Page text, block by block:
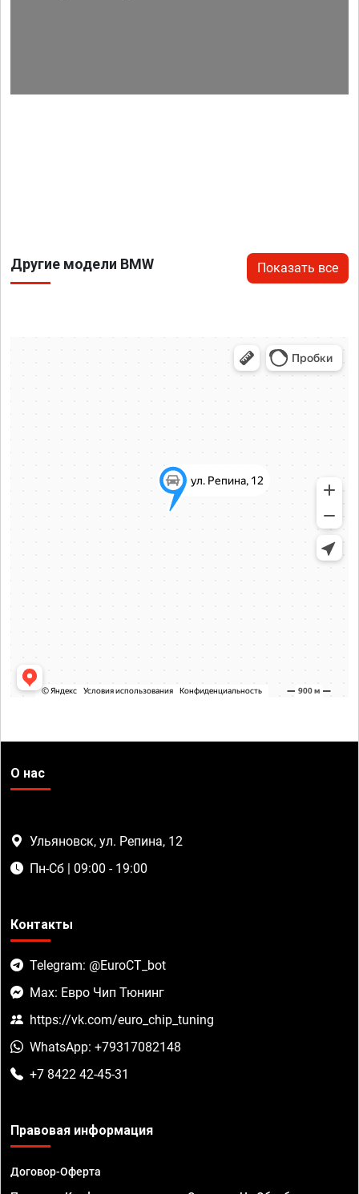
Другие модели BMW Показать все
О нас
Ульяновск, ул. Репина, 12
Пн-Сб | 09:00 - 19:00
Контакты
Telegram: @EuroCT_bot
Max: Евро Чип Тюнинг
https://vk.com/euro_chip_tuning
WhatsApp: +79317082148
+7 8422 42-45-31
Правовая информация
Договор-Оферта